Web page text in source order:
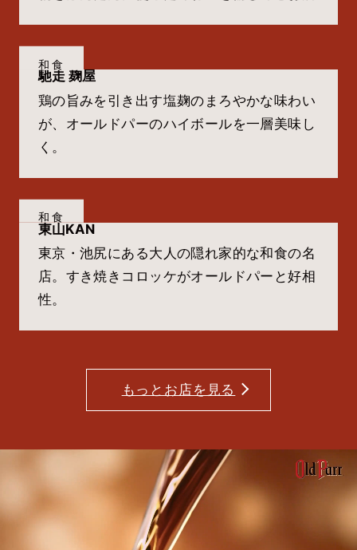
和食
馳走 麹屋
鶏の旨みを引き出す塩麹のまろやかな味わい
が、オールドパーのハイボールを一層美味し
く。
和食
東山KAN
東京・池尻にある大人の隠れ家的な和食の名
店。すき焼きコロッケがオールドパーと好相
性。
もっとお店を見る